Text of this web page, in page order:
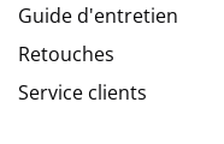
Guide d'entretien
Retouches
Service clients